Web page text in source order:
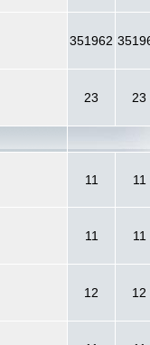
351962
23 23
11 11
11 11
12 12